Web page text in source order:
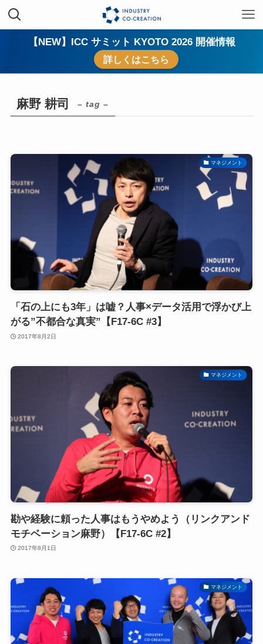
【NEW】ICC サミット KYOTO 2026 開催情報
詳しくはこちら
麻野 耕司 – tag –
マネジメント
「石の上にも3年」は嘘？人事×データ活用で浮かび上
がる”不都合な真実”【F17-6C #3】
2017年8月2日
マネジメント
勘や経験に頼った人事はもうやめよう（リンクアンド
モチベーション麻野）【F17-6C #2】
2017年8月1日
マネジメント